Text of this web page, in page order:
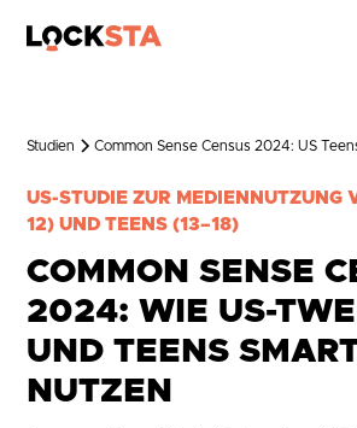
Studien Common Sense Census 2024: US
US-STUDIE ZUR MEDIENNUTZUNG
12) UND TEENS (13–18)
COMMON SENSE
2024: WIE US-
UND TEENS
NUTZEN